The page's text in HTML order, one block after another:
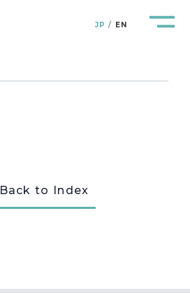
JP EN
Back to Index